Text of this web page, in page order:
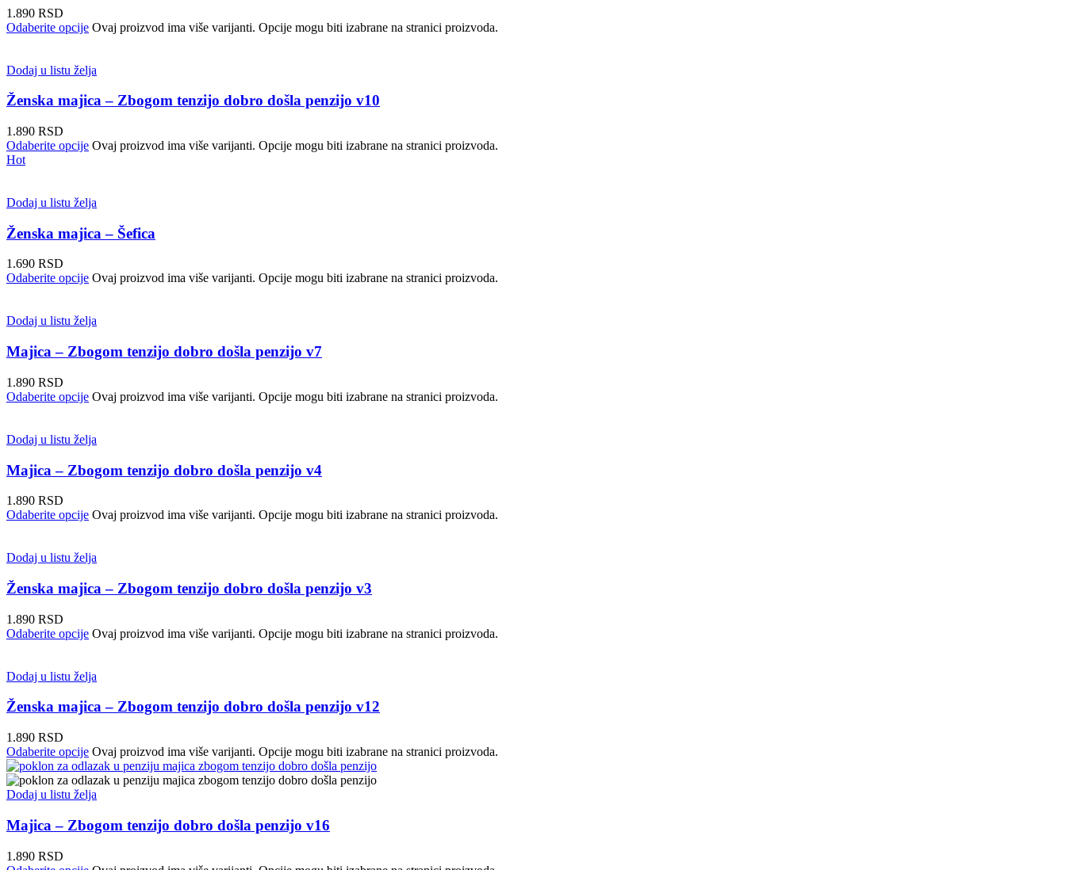
1.890 RSD
Odaberite opcije Ovaj proizvod ima više varijanti. Opcije mogu biti izabrane na stranici proizvoda.
Dodaj u listu želja
Ženska majica – Zbogom tenzijo dobro došla penzijo v10
1.890 RSD
Odaberite opcije Ovaj proizvod ima više varijanti. Opcije mogu biti izabrane na stranici proizvoda.
Hot
Dodaj u listu želja
Ženska majica – Šefica
1.690 RSD
Odaberite opcije Ovaj proizvod ima više varijanti. Opcije mogu biti izabrane na stranici proizvoda.
Dodaj u listu želja
Majica – Zbogom tenzijo dobro došla penzijo v7
1.890 RSD
Odaberite opcije Ovaj proizvod ima više varijanti. Opcije mogu biti izabrane na stranici proizvoda.
Dodaj u listu želja
Majica – Zbogom tenzijo dobro došla penzijo v4
1.890 RSD
Odaberite opcije Ovaj proizvod ima više varijanti. Opcije mogu biti izabrane na stranici proizvoda.
Dodaj u listu želja
Ženska majica – Zbogom tenzijo dobro došla penzijo v3
1.890 RSD
Odaberite opcije Ovaj proizvod ima više varijanti. Opcije mogu biti izabrane na stranici proizvoda.
Dodaj u listu želja
Ženska majica – Zbogom tenzijo dobro došla penzijo v12
1.890 RSD
Odaberite opcije Ovaj proizvod ima više varijanti. Opcije mogu biti izabrane na stranici proizvoda.
Dodaj u listu želja
Majica – Zbogom tenzijo dobro došla penzijo v16
1.890 RSD